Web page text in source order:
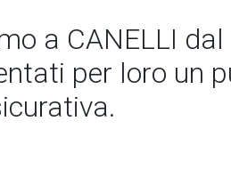
a CANELLI
per loro un